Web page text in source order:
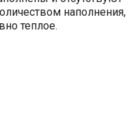
наполнения,
теплое.